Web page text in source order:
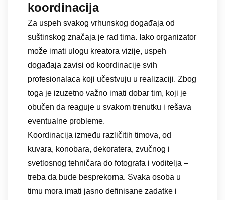
koordinacija
Za uspeh svakog vrhunskog događaja od
suštinskog značaja je rad tima. Iako organizator
može imati ulogu kreatora vizije, uspeh
događaja zavisi od koordinacije svih
profesionalaca koji učestvuju u realizaciji. Zbog
toga je izuzetno važno imati dobar tim, koji je
obučen da reaguje u svakom trenutku i rešava
eventualne probleme.
Koordinacija između različitih timova, od
kuvara, konobara, dekoratera, zvučnog i
svetlosnog tehničara do fotografa i voditelja –
treba da bude besprekorna. Svaka osoba u
timu mora imati jasno definisane zadatke i